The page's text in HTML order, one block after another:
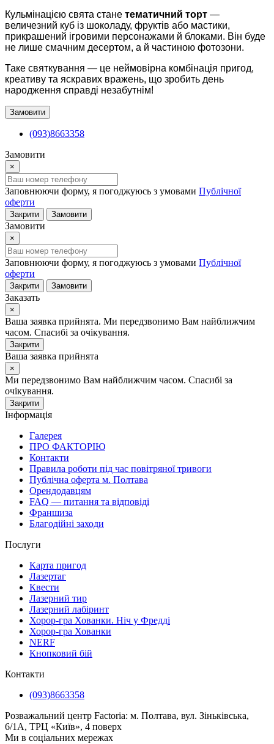
Кульмінацією свята стане тематичний торт —
величезний куб із шоколаду, фруктів або мастики,
прикрашений ігровими персонажами й блоками. Він буде
не лише смачним десертом, а й частиною фотозони.
Таке святкування — це неймовірна комбінація пригод,
креативу та яскравих вражень, що зробить день
народження справді незабутнім!
Замовити
(093)8663358
Замовити
×
Заповнюючи форму, я погоджуюсь з умовами Публічної
оферти
Закрити Замовити
Замовити
×
Заповнюючи форму, я погоджуюсь з умовами Публічної
оферти
Закрити Замовити
Заказать
×
Ваша заявка прийнята. Ми передзвонимо Вам найближчим
часом. Спасибі за очікування.
Закрити
Ваша заявка прийнята
×
Ми передзвонимо Вам найближчим часом. Спасибі за
очікування.
Закрити
Інформація
Галерея
ПРО ФАКТОРІЮ
Контакти
Правила роботи під час повітряної тривоги
Публічна оферта м. Полтава
Орендодавцям
FAQ — питання та відповіді
Франшиза
Благодійні заходи
Послуги
Карта пригод
Лазертаг
Квести
Лазерний тир
Лазерний лабіринт
Хорор-гра Хованки. Ніч у Фредді
Хорор-гра Хованки
NERF
Кнопковий бій
Контакти
(093)8663358
Розважальний центр Factoria: м. Полтава, вул. Зіньківська,
6/1А, ТРЦ «Київ», 4 поверх
Ми в соціальних мережах